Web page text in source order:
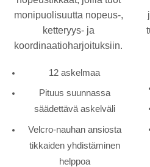
monipuolisuutta nopeus-,
ketteryys- ja
koordinaatioharjoituksiin.
12 askelmaa
Pituus suunnassa
säädettävä askelväli
Velcro-nauhan ansiosta
tikkaiden yhdistäminen
helppoa